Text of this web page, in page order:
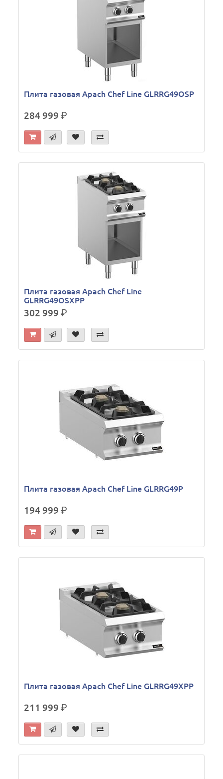
Плита газовая Apach Chef Line GLRRG49OSP
284 999р.
Плита газовая Apach Chef Line
GLRRG49OSXPP
302 999р.
Плита газовая Apach Chef Line GLRRG49P
194 999р.
Плита газовая Apach Chef Line GLRRG49XPP
211 999р.